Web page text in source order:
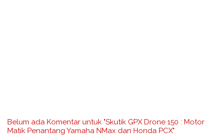
Belum ada Komentar untuk "Skutik GPX Drone 150 : Motor
Matik Penantang Yamaha NMax dan Honda PCX"